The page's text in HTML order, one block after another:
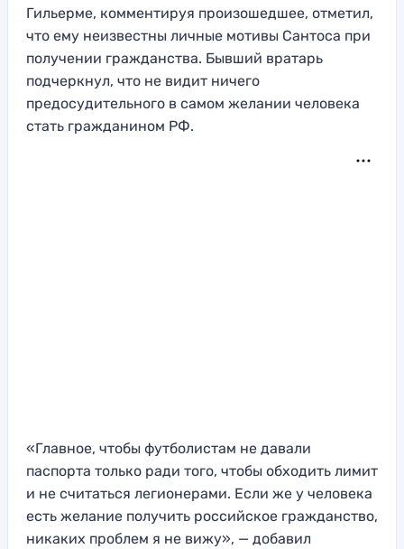
Гильерме, комментируя произошедшее, отметил,
что ему неизвестны личные мотивы Сантоса при
получении гражданства. Бывший вратарь
подчеркнул, что не видит ничего
предосудительного в самом желании человека
стать гражданином РФ.
«Главное, чтобы футболистам не давали
паспорта только ради того, чтобы обходить лимит
и не считаться легионерами. Если же у человека
есть желание получить российское гражданство,
никаких проблем я не вижу», — добавил